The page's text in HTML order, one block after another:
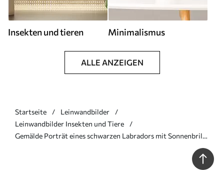
Insekten und tieren Minimalismus
ALLE ANZEIGEN
Startseite
Leinwandbilder
Leinwandbilder Insekten und Tiere
Gemälde Porträt eines schwarzen Labradors mit Sonnenbrille
und einem halben Liter Bier, der direkt in die Kamera blickt